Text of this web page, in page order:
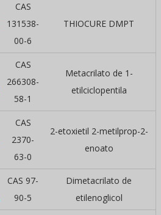
CAS
131538-
00-6
THIOCURE DMPT
CAS
266308-
58-1
Metacrilato de 1-
etilciclopentila
CAS
2370-
63-0
2-etoxietil 2-metilprop-2-
enoato
CAS 97-
90-5
Dimetacrilato de
etilenoglicol